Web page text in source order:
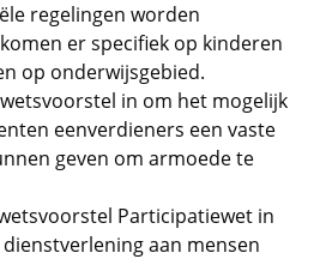
regelingen worden
er specifiek op kinderen
op onderwijsgebied.
in om het mogelijk
eenverdieners een vaste
geven om armoede te
Participatiewet in
aan mensen